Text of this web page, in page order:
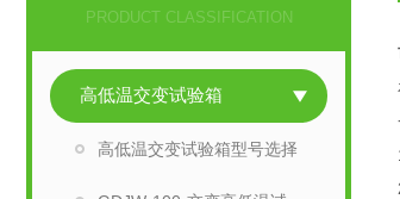
PRODUCT CLASSIFICATION
高低温交变试验箱
高低温交变试验箱型号选择